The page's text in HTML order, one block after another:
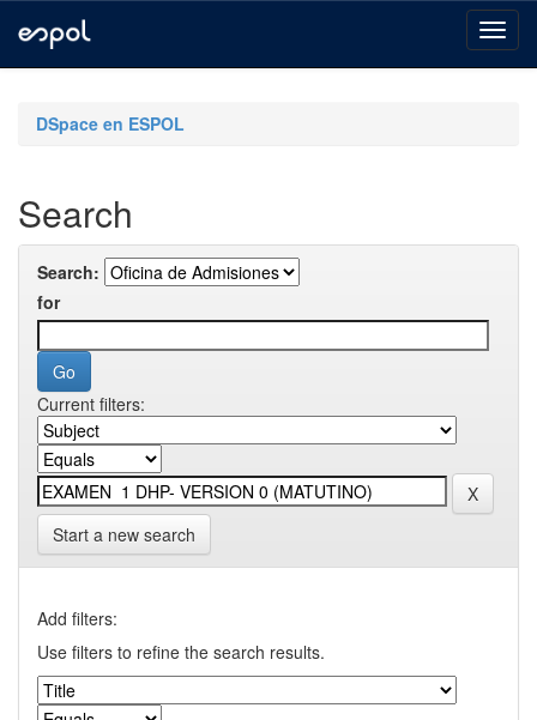
navigationDSpace en ESPOL
Search
Search:
for
Current filters:
Start a new search
Add filters:
Use filters to refine the search results.